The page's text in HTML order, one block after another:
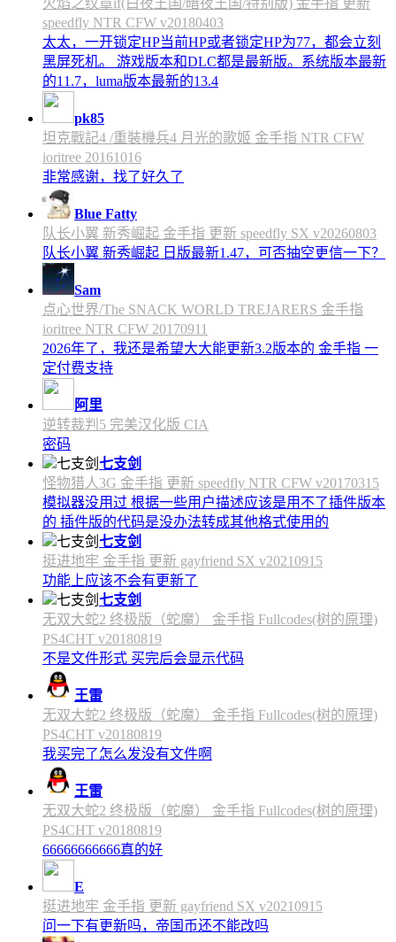
火焰之纹章if(白夜王国/暗夜王国/特别版) 金手指 更新
speedfly NTR CFW v20180403
太太，一开锁定HP当前HP或者锁定HP为77，都会立刻
黑屏死机。 游戏版本和DLC都是最新版。系统版本最新
的11.7，luma版本最新的13.4
pk85
坦克戰記4 /重裝機兵4 月光的歌姬 金手指 NTR CFW
ioritree 20161016
非常感谢，找了好久了
Blue Fatty
队长小翼 新秀崛起 金手指 更新 speedfly SX v20260803
队长小翼 新秀崛起 日版最新1.47，可否抽空更信一下？
Sam
点心世界/The SNACK WORLD TREJARERS 金手指
ioritree NTR CFW 20170911
2026年了，我还是希望大大能更新3.2版本的 金手指 一
定付费支持
阿里
逆转裁判5 完美汉化版 CIA
密码
七支剑
怪物猎人3G 金手指 更新 speedfly NTR CFW v20170315
模拟器没用过 根据一些用户描述应该是用不了插件版本
的 插件版的代码是没办法转成其他格式使用的
七支剑
挺进地牢 金手指 更新 gayfriend SX v20210915
功能上应该不会有更新了
七支剑
无双大蛇2 终极版（蛇魔） 金手指 Fullcodes(树的原理)
PS4CHT v20180819
不是文件形式 买完后会显示代码
王雷
无双大蛇2 终极版（蛇魔） 金手指 Fullcodes(树的原理)
PS4CHT v20180819
我买完了怎么发没有文件啊
王雷
无双大蛇2 终极版（蛇魔） 金手指 Fullcodes(树的原理)
PS4CHT v20180819
66666666666真的好
E
挺进地牢 金手指 更新 gayfriend SX v20210915
问一下有更新吗，帝国币还不能改吗